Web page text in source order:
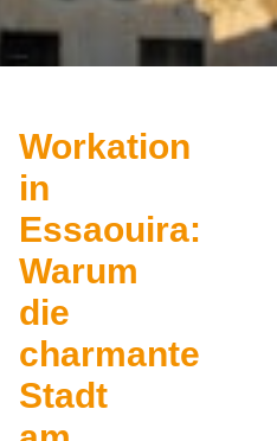
Workation
in
Essaouira:
Warum
die
charmante
Stadt